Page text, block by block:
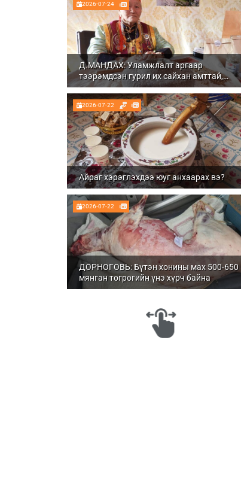
2026-07-24
Д.МАНДАХ: Уламжлалт аргаар
тээрэмдсэн гурил их сайхан амттай,
шим тэжээлтэй болдог
2026-07-22
Айраг хэрэглэхдээ юуг анхаарах вэ?
2026-07-22
ДОРНОГОВЬ: Бүтэн хонины мах 500-650
мянган төгрөгийн үнэ хүрч байна